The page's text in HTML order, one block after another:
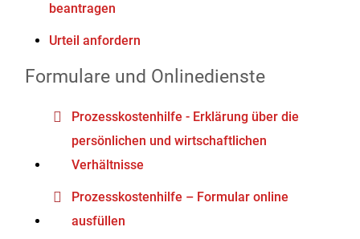
beantragen
Urteil anfordern
Formulare und Onlinedienste
Prozesskostenhilfe - Erklärung über die
persönlichen und wirtschaftlichen
Verhältnisse
Prozesskosten­hilfe – Formular online
ausfüllen